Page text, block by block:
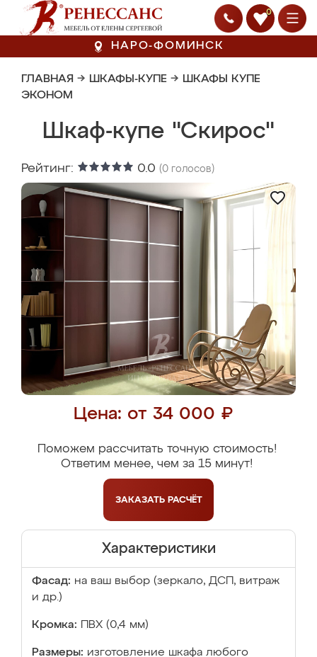
0
НАРО-ФОМИНСК
ГЛАВНАЯ → ШКАФЫ-КУПЕ → ШКАФЫ КУПЕ
ЭКОНОМ
Шкаф-купе "Скирос"
Рейтинг: 0.0 (0 голосов)
Цена: от 34 000 ₽
Поможем рассчитать точную стоимость!
Ответим менее, чем за 15 минут!
ЗАКАЗАТЬ РАСЧЁТ
Характеристики
Фасад: на ваш выбор (зеркало, ДСП, витраж
и др.)
Кромка: ПВХ (0,4 мм)
Размеры: изготовление шкафа любого